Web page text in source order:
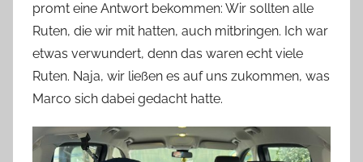
promt eine Antwort bekommen: Wir sollten alle
Ruten, die wir mit hatten, auch mitbringen. Ich war
etwas verwundert, denn das waren echt viele
Ruten. Naja, wir ließen es auf uns zukommen, was
Marco sich dabei gedacht hatte.